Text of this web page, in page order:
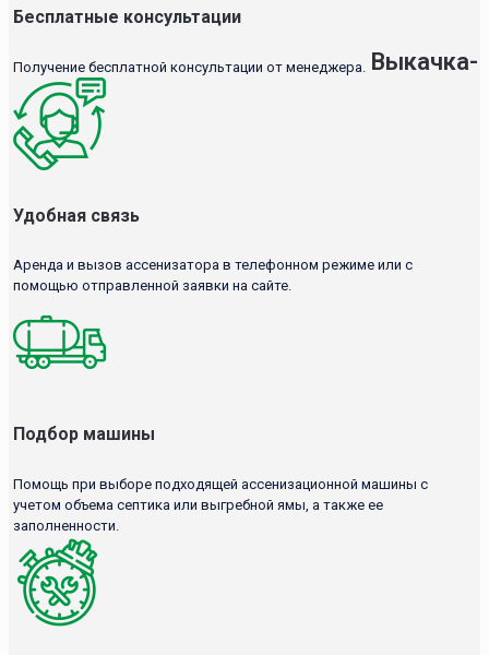
Бесплатные консультации
Получение бесплатной консультации от менеджера.
Удобная связь
Аренда и вызов ассенизатора в телефонном режиме или с
помощью отправленной заявки на сайте.
Подбор машины
Помощь при выборе подходящей ассенизационной машины с
учетом объема септика или выгребной ямы, а также ее
заполненности.
Выкачка-